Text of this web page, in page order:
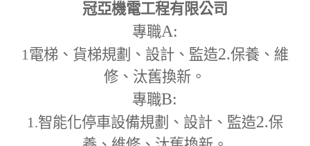
冠亞機電工程有限公司
專職A:
1電梯、貨梯規劃、設計、監造2.保養、維
修、汰舊換新。
專職B:
1.智能化停車設備規劃、設計、監造2.保